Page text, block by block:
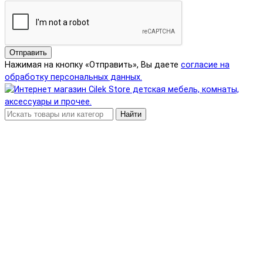
Отправить
Нажимая на кнопку «Отправить», Вы даете согласие на
обработку персональных данных.
Найти